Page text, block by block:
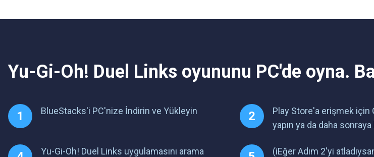
Yu-Gi-Oh! Duel Links oyununu PC'de oyna.
BlueStacks'i PC'nize İndirin ve Yükleyin
Play Store'a erişmek için
yapın ya da daha sonraya
Yu-Gi-Oh! Duel Links uygulamasını arama
(iEğer Adım 2'yi